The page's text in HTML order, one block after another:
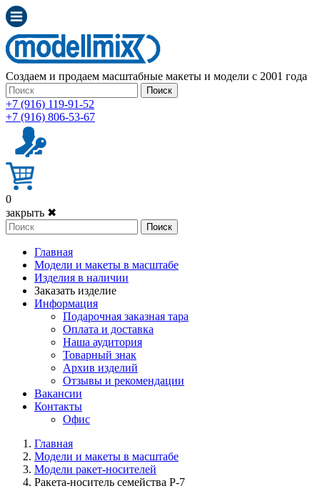
Создаем и продаем масштабные макеты и модели с 2001 года
Поиск
+7 (916) 119-91-52
+7 (916) 806-53-67
0
закрыть ✖
Поиск
Главная
Модели и макеты в масштабе
Изделия в наличии
Заказать изделие
Информация
Подарочная заказная тара
Оплата и доставка
Наша аудитория
Товарный знак
Архив изделий
Отзывы и рекомендации
Вакансии
Контакты
Офис
Главная
Модели и макеты в масштабе
Модели ракет-носителей
Ракета-носитель семейства Р-7